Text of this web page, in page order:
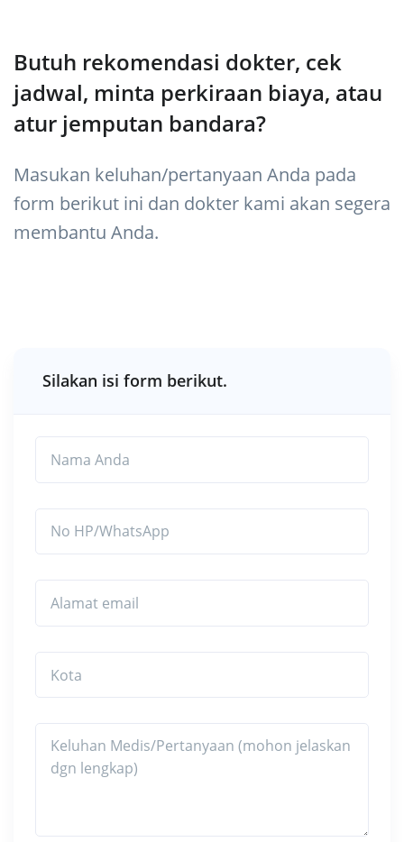
Butuh rekomendasi dokter, cek
jadwal, minta perkiraan biaya, atau
atur jemputan bandara?
Masukan keluhan/pertanyaan Anda pada
form berikut ini dan dokter kami akan segera
membantu Anda.
Silakan isi form berikut.